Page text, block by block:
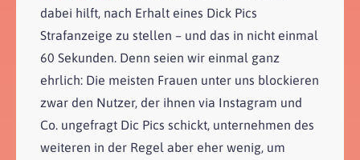
dabei hilft, nach Erhalt eines Dick Pics
Strafanzeige zu stellen – und das in nicht einmal
60 Sekunden. Denn seien wir einmal ganz
ehrlich: Die meisten Frauen unter uns blockieren
zwar den Nutzer, der ihnen via Instagram und
Co. ungefragt Dic Pics schickt, unternehmen des
weiteren in der Regel aber eher wenig, um